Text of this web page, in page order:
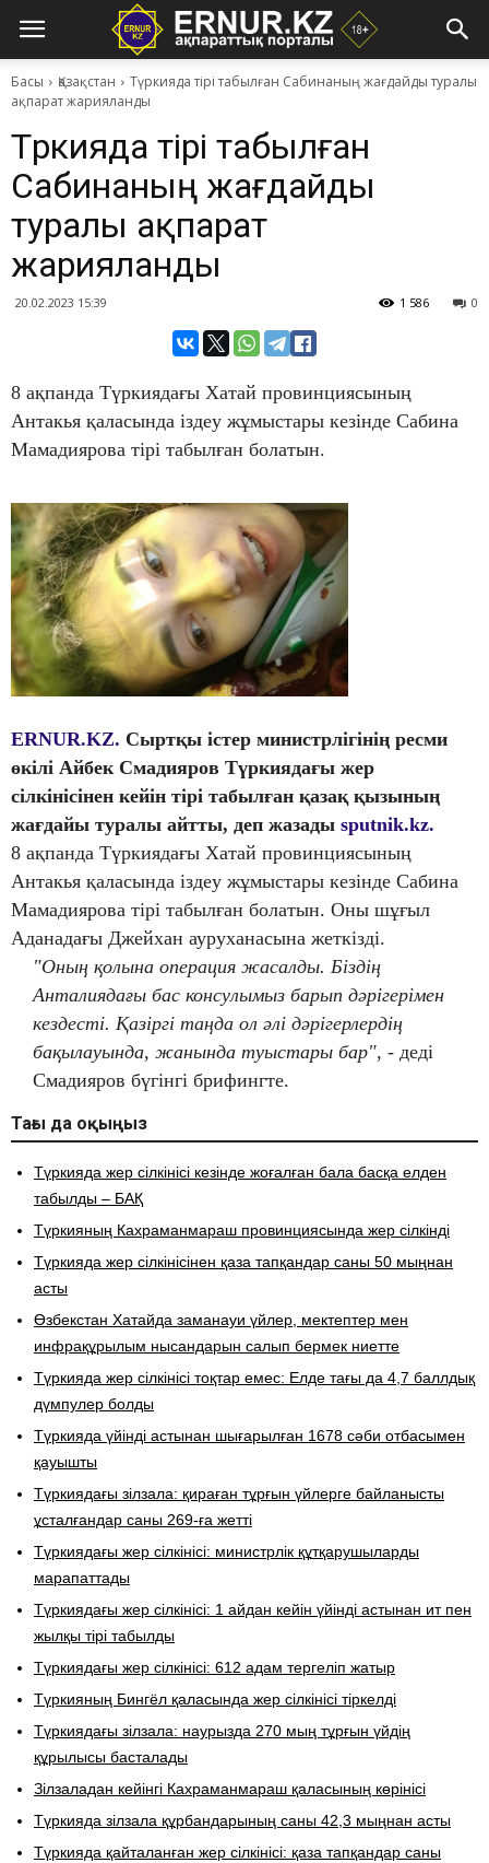
Басы Қазақстан
Түркияда тірі табылған Сабинаның жағдайды туралы
ақпарат жарияланды
Түркияда тірі табылған
Сабинаның жағдайды
туралы ақпарат
жарияланды
20.02.2023 15:39 0
1 586
8 ақпанда Түркиядағы Хатай провинциясының
Антакья қаласында іздеу жұмыстары кезінде Сабина
Мамадиярова тірі табылған болатын.
ERNUR.KZ. Сыртқы істер министрлігінің ресми
өкілі Айбек Смадияров Түркиядағы жер
сілкінісінен кейін тірі табылған қазақ қызының
жағдайы туралы айтты, деп жазады sputnik.kz.
8 ақпанда Түркиядағы Хатай провинциясының
Антакья қаласында іздеу жұмыстары кезінде Сабина
Мамадиярова тірі табылған болатын. Оны шұғыл
Аданадағы Джейхан ауруханасына жеткізді.
"Оның қолына операция жасалды. Біздің
Анталиядағы бас консулымыз барып дәрігерімен
кездесті. Қазіргі таңда ол әлі дәрігерлердің
бақылауында, жанында туыстары бар", - деді
Смадияров бүгінгі брифингте.
Тағы да оқыңыз
Түркияда жер сілкінісі кезінде жоғалған бала басқа елден
табылды – БАҚ
Түркияның Кахраманмараш провинциясында жер сілкінді
Түркияда жер сілкінісінен қаза тапқандар саны 50 мыңнан
асты
Өзбекстан Хатайда заманауи үйлер, мектептер мен
инфрақұрылым нысандарын салып бермек ниетте
Түркияда жер сілкінісі тоқтар емес: Елде тағы да 4,7 баллдық
дүмпулер болды
Түркияда үйінді астынан шығарылған 1678 сәби отбасымен
қауышты
Түркиядағы зілзала: қираған тұрғын үйлерге байланысты
ұсталғандар саны 269-ға жетті
Түркиядағы жер сілкінісі: министрлік құтқарушыларды
марапаттады
Түркиядағы жер сілкінісі: 1 айдан кейін үйінді астынан ит пен
жылқы тірі табылды
Түркиядағы жер сілкінісі: 612 адам тергеліп жатыр
Түркияның Бингёл қаласында жер сілкінісі тіркелді
Түркиядағы зілзала: наурызда 270 мың тұрғын үйдің
құрылысы басталады
Зілзаладан кейінгі Кахраманмараш қаласының көрінісі
Түркияда зілзала құрбандарының саны 42,3 мыңнан асты
Түркияда қайталанған жер сілкінісі: қаза тапқандар саны